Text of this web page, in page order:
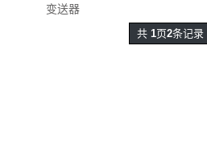
变送器
共 1页2条记录